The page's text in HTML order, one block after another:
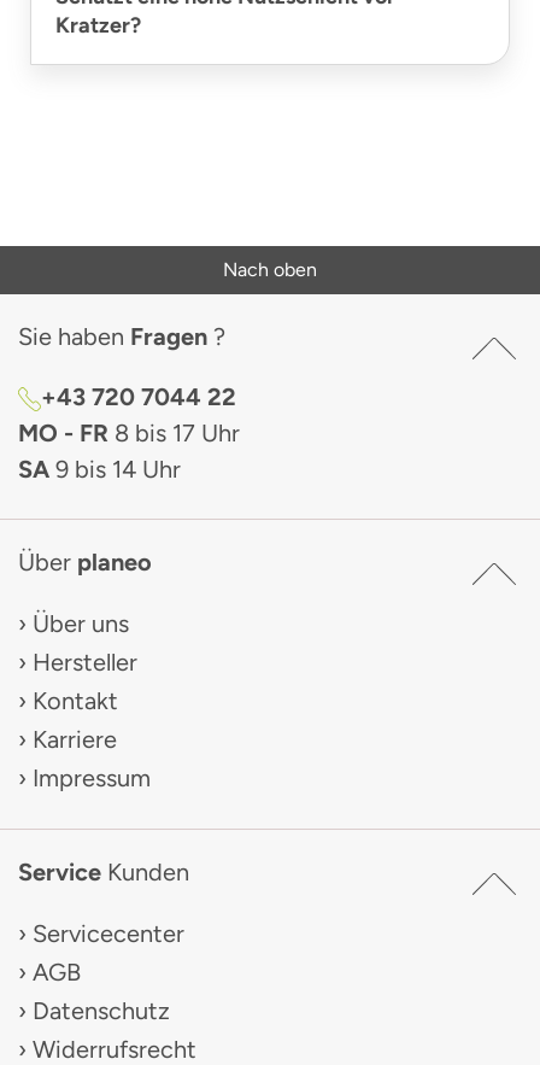
Kratzer?
Nach oben
Sie haben Fragen ?
+43 720 7044 22
MO - FR 8 bis 17 Uhr
SA 9 bis 14 Uhr
Über planeo
Über uns
Hersteller
Kontakt
Karriere
Impressum
Service Kunden
Servicecenter
AGB
Datenschutz
Widerrufsrecht